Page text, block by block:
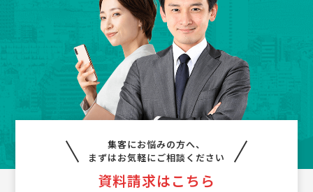
集客にお悩みの方へ、
まずはお気軽にご相談ください
資料請求はこちら